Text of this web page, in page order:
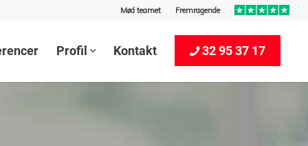
Mød teamet Fremragende
Profil Kontakt 32 95 37 17